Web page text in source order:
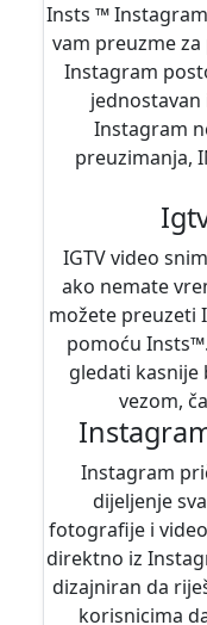
Insts ™
vam preuzme
Instagram
jednostavan
Instagram
preuzimanja,
IGTV video
ako nemate
možete preuzeti
pomoću
gledati
vezom,
Instagram
dijeljenje
fotografije i
direktno iz
dizajniran da
korisnicima